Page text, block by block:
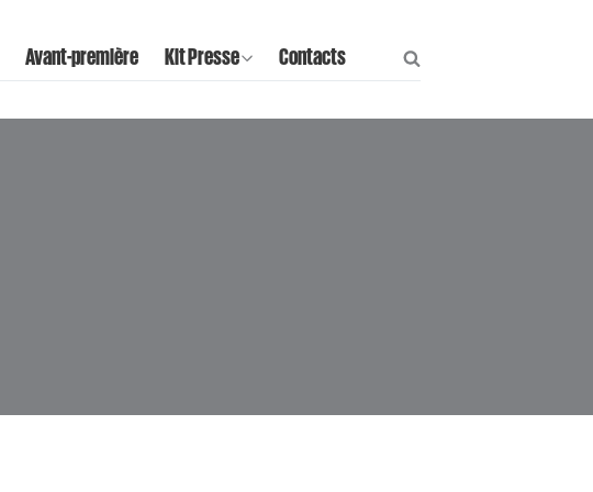
Avant-première Kit Presse Contacts